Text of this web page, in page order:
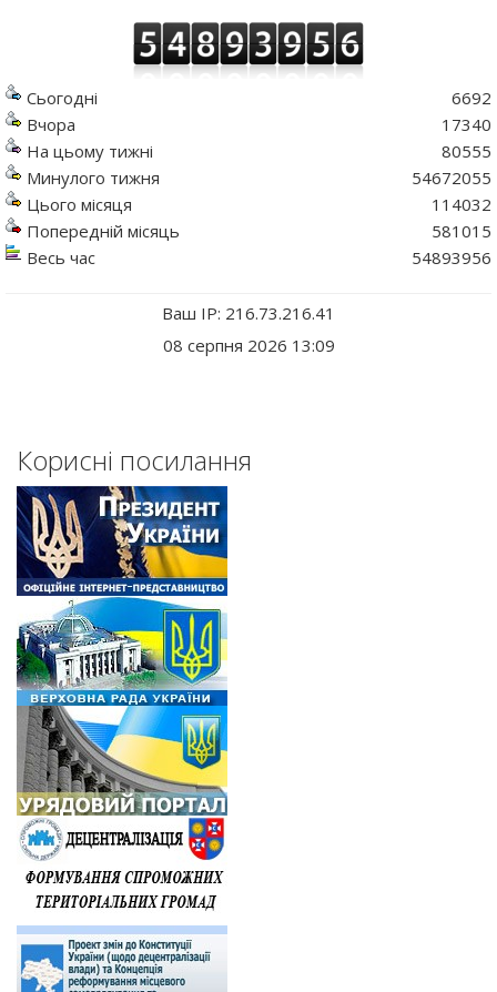
Сьогодні
Вчора
На цьому тижні
Минулого тижня
Цього місяця
Попередній місяць
Весь час
6692
17340
80555
54672055
114032
581015
54893956
Ваш IP: 216.73.216.41
08 серпня 2026 13:09
Корисні посилання